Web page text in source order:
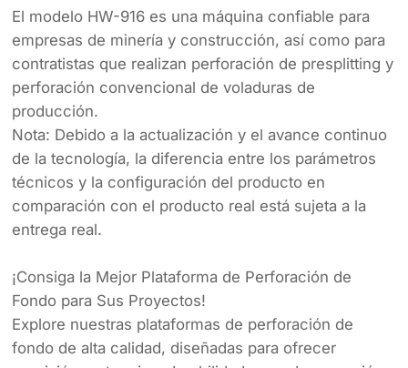
El modelo HW-916 es una máquina confiable para
empresas de minería y construcción, así como para
contratistas que realizan perforación de presplitting y
perforación convencional de voladuras de
producción.
Nota: Debido a la actualización y el avance continuo
de la tecnología, la diferencia entre los parámetros
técnicos y la configuración del producto en
comparación con el producto real está sujeta a la
entrega real.
¡Consiga la Mejor Plataforma de Perforación de
Fondo para Sus Proyectos!
Explore nuestras plataformas de perforación de
fondo de alta calidad, diseñadas para ofrecer